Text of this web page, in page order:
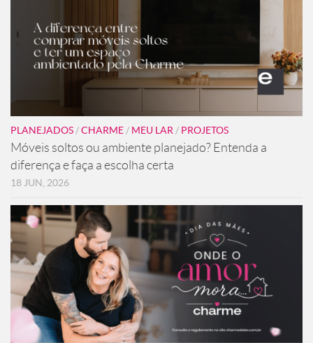
PLANEJADOS /CHARME / MEU LAR / PROJETOS
Móveis soltos ou ambiente planejado? Entenda a
diferença e faça a escolha certa
18 JUN, 2026